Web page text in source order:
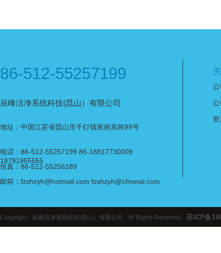
86-512-55257199
辰峰洁净系统科技(昆山）有限公司
地址：中国江苏省昆山市千灯镇淞南东路99号
电话：86-512-55257199 86-18817730009
18791955555
传真：86-512-55256189
邮箱：fzshzyh@hotmail.com fzshzyh@cfmetal.com
公
公
Copyright：辰峰洁净系统科技(昆山）有限公司. All Rights Reserved. 苏ICP备